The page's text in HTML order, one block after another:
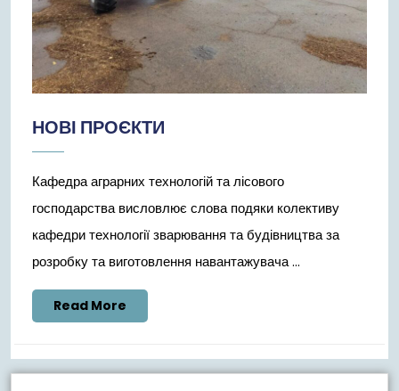
НОВІ ПРОЄКТИ
Кафедра аграрних технологій та лісового
господарства висловлює слова подяки колективу
кафедри технології зварювання та будівництва за
розробку та виготовлення навантажувача ...
Read More
More